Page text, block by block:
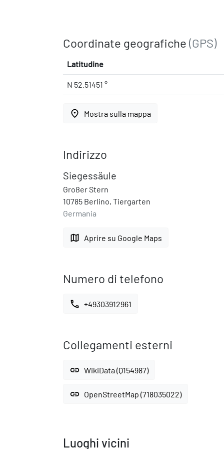
Coordinate geografiche (GPS)
Latitudine
N 52.51451 °
place Mostra sulla mappa
Indirizzo
Siegessäule
Großer Stern
10785 Berlino, Tiergarten
Germania
map Aprire su Google Maps
Numero di telefono
call +49303912961
Collegamenti esterni
link WikiData (Q154987)
link OpenStreetMap (718035022)
Luoghi vicini